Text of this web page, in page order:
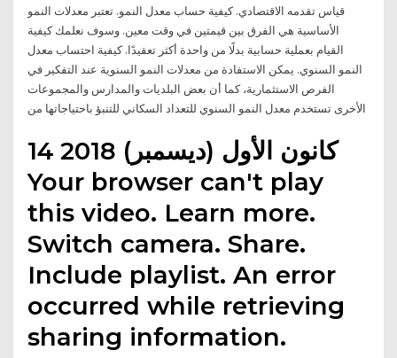
قياس تقدمه الاقتصادي. كيفية حساب معدل النمو. تعتبر معدلات النمو
الأساسية هي الفرق بين قيمتين في وقت معين. وسوف نعلمك كيفية
القيام بعملية حسابية بدلًا من واحدة أكثر تعقيدًا. كيفية احتساب معدل
النمو السنوي. يمكن الاستفادة من معدلات النمو السنوية عند التفكير في
الفرص الاستثمارية، كما أن بعض البلديات والمدارس والمجموعات
الأخرى تستخدم معدل النمو السنوي للتعداد السكاني للتنبؤ باحتياجاتها من
14 كانون الأول (ديسمبر) 2018
Your browser can't play
this video. Learn more.
Switch camera. Share.
Include playlist. An error
occurred while retrieving
sharing information.